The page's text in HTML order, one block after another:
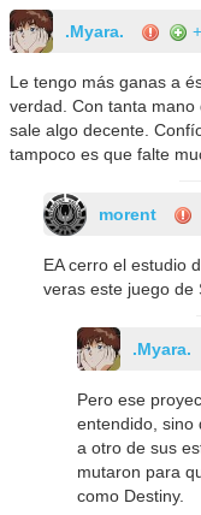
.Myara.
Le tengo más ganas a
verdad. Con tanta
sale algo decente.
tampoco es que falte
morent
EA cerro el estudio
veras este juego de
.Myara.
Pero ese
entendido, sino
a otro de sus
mutaron para
como Destiny.